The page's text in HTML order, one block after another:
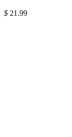
$ 21.99